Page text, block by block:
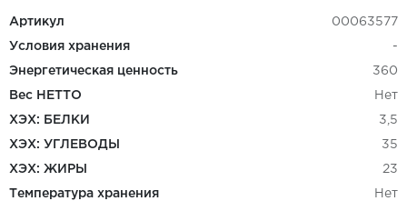
Артикул 00063577
Условия хранения -
Энергетическая ценность 360
Вес НЕТТО Нет
ХЭХ: БЕЛКИ 3,5
ХЭХ: УГЛЕВОДЫ 35
ХЭХ: ЖИРЫ 23
Температура хранения Нет